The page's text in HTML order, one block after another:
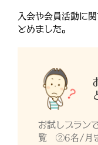
入会や会員活動に
とめました。
お試しプラン
覧 ②6名/月